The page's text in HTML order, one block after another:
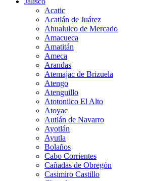
Acatic
Acatlán de Juárez
Ahualulco de Mercado
Amacueca
Amatitán
Ameca
Arandas
Atemajac de Brizuela
Atengo
Atenguillo
Atotonilco El Alto
Atoyac
Autlán de Navarro
Ayotlán
Ayutla
Bolaños
Cabo Corrientes
Cañadas de Obregón
Casimiro Castillo